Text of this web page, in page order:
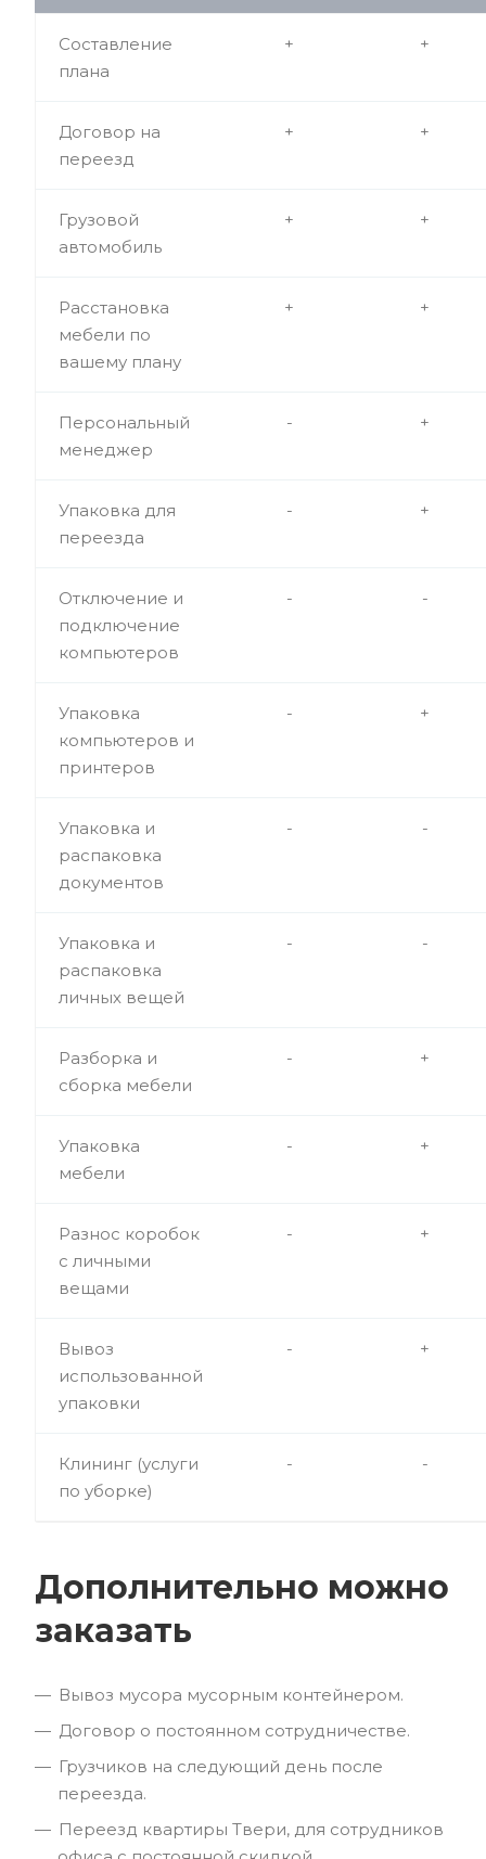
Составление
плана
+ +
Договор на
переезд
+ +
Грузовой
автомобиль
+ +
Расстановка
мебели по
вашему плану
+ +
Персональный
менеджер
- +
Упаковка для
переезда
- +
Отключение и
подключение
компьютеров
- -
Упаковка
компьютеров и
принтеров
- +
Упаковка и
распаковка
документов
- -
Упаковка и
распаковка
личных вещей
- -
Разборка и
сборка мебели
- +
Упаковка
мебели
- +
Разнос коробок
с личными
вещами
- +
Вывоз
использованной
упаковки
- +
Клининг (услуги
по уборке)
- -
Дополнительно можно
заказать
Вывоз мусора мусорным контейнером.
Договор о постоянном сотрудничестве.
Грузчиков на следующий день после
переезда.
Переезд квартиры Твери, для сотрудников